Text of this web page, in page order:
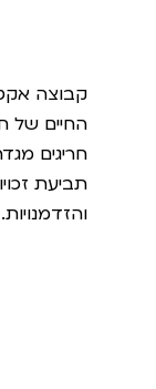
קבוצה
החיים של
חריגים
תביעת
והזדמנויות.